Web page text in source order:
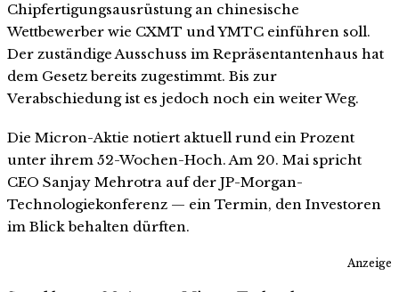
Chipfertigungsausrüstung an chinesische
Wettbewerber wie CXMT und YMTC einführen soll.
Der zuständige Ausschuss im Repräsentantenhaus hat
dem Gesetz bereits zugestimmt. Bis zur
Verabschiedung ist es jedoch noch ein weiter Weg.
Die Micron-Aktie notiert aktuell rund ein Prozent
unter ihrem 52-Wochen-Hoch. Am 20. Mai spricht
CEO Sanjay Mehrotra auf der JP-Morgan-
Technologiekonferenz — ein Termin, den Investoren
im Blick behalten dürften.
Anzeige